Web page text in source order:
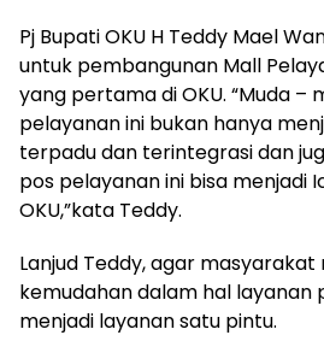
Pj Bupati OKU H Teddy Mael
untuk pembangunan Mall
yang pertama di OKU. “Muda –
pelayanan ini bukan hanya
terpadu dan terintegrasi dan
pos pelayanan ini bisa menjadi
OKU,”kata Teddy.
Lanjud Teddy, agar
kemudahan dalam hal layanan
menjadi layanan satu pintu.